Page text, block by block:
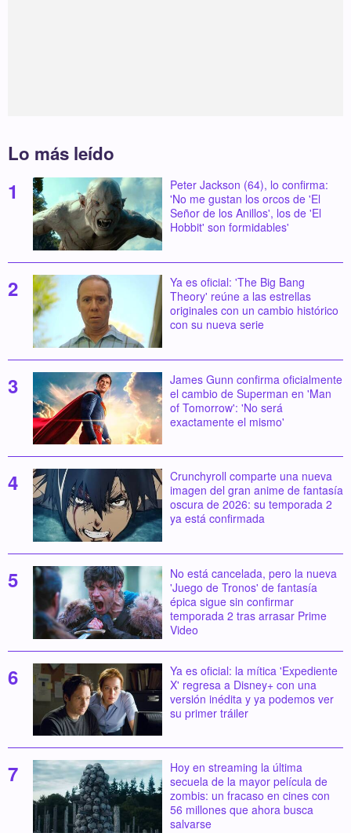
Lo más leído
Peter Jackson (64), lo confirma:
'No me gustan los orcos de 'El
Señor de los Anillos', los de 'El
Hobbit' son formidables'
Ya es oficial: 'The Big Bang
Theory' reúne a las estrellas
originales con un cambio histórico
con su nueva serie
James Gunn confirma oficialmente
el cambio de Superman en 'Man
of Tomorrow': 'No será
exactamente el mismo'
Crunchyroll comparte una nueva
imagen del gran anime de fantasía
oscura de 2026: su temporada 2
ya está confirmada
No está cancelada, pero la nueva
'Juego de Tronos' de fantasía
épica sigue sin confirmar
temporada 2 tras arrasar Prime
Video
Ya es oficial: la mítica 'Expediente
X' regresa a Disney+ con una
versión inédita y ya podemos ver
su primer tráiler
Hoy en streaming la última
secuela de la mayor película de
zombis: un fracaso en cines con
56 millones que ahora busca
salvarse